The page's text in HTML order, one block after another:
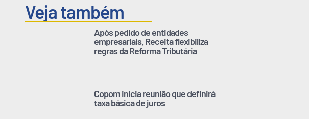
Veja também
Após pedido de entidades
empresariais, Receita flexibiliza
regras da Reforma Tributária
Copom inicia reunião que definirá
taxa básica de juros